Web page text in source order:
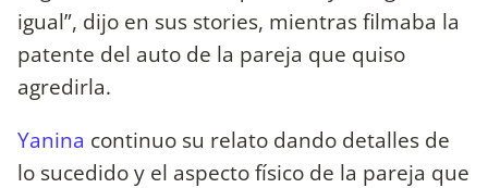
igual”, dijo en sus stories, mientras filmaba la
patente del auto de la pareja que quiso
agredirla.
Yanina continuo su relato dando detalles de
lo sucedido y el aspecto físico de la pareja que